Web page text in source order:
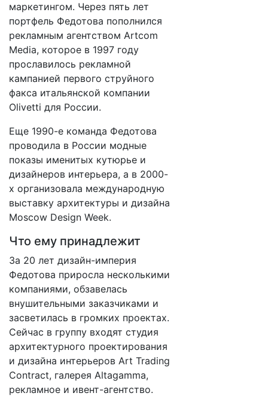
маркетингом. Через пять лет
портфель Федотова пополнился
рекламным агентством Artcom
Media, которое в 1997 году
прославилось рекламной
кампанией первого струйного
факса итальянской компании
Olivetti для России.
Еще 1990-е команда Федотова
проводила в России модные
показы именитых кутюрье и
дизайнеров интерьера, а в 2000-
х организовала международную
выставку архитектуры и дизайна
Moscow Design Week.
Что ему принадлежит
За 20 лет дизайн-империя
Федотова приросла несколькими
компаниями, обзавелась
внушительными заказчиками и
засветилась в громких проектах.
Сейчас в группу входят студия
архитектурного проектирования
и дизайна интерьеров Art Trading
Contract, галерея Altagamma,
рекламное и ивент-агентство.